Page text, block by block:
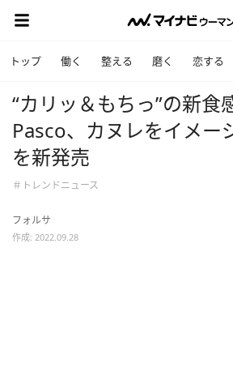
トップ 働く 整える 磨く 恋する
“カリッ＆もちっ”の新食
Pasco、カヌレをイメー
を新発売
＃トレンドニュース
フォルサ
作成: 2022.09.28